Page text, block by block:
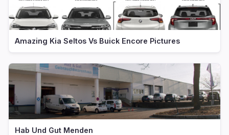
Amazing Kia Seltos Vs Buick Encore Pictures
Hab Und Gut Menden